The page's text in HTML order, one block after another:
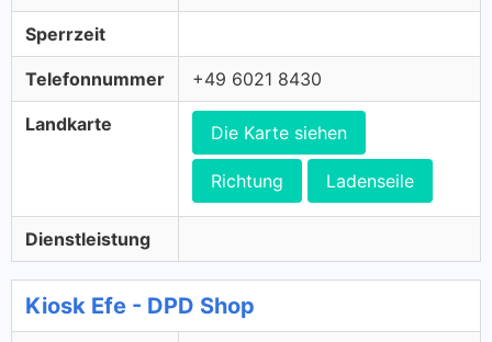
Sperrzeit
Telefonnummer +49 6021 8430
Landkarte Die Karte siehen
Richtung Ladenseile
Dienstleistung
Kiosk Efe - DPD Shop